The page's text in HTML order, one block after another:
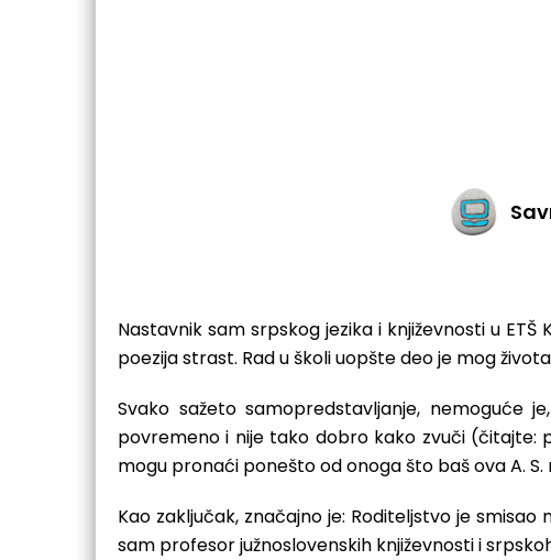
Nastavnik sam srpskog jezika i književnosti u
poezija strast. Rad u školi uopšte deo je mog
Svako sažeto samopredstavljanje,
povremeno i nije tako dobro kako zvuči (čitajte:
mogu pronaći ponešto od onoga što baš ova A. S.
Kao zaključak, značajno je: Roditeljstvo je
sam profesor južnoslovenskih književnosti i